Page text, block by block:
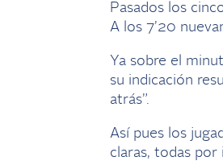
Pasados los
A los 7’20
Ya sobre el
su indicación
atrás”.
Así pues los
claras, todas